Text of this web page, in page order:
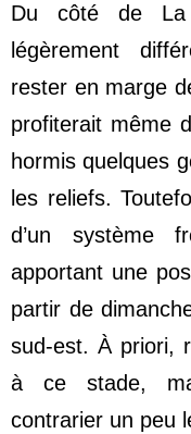
Du côté de La
légèrement
rester en marge
profiterait même
hormis quelques
les reliefs.
d’un système
apportant une
partir de
sud-est. À priori,
à ce stade,
contrarier un peu